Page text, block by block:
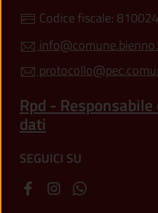
Codice fiscale:
Rpd -
dati
SEGUICI SU